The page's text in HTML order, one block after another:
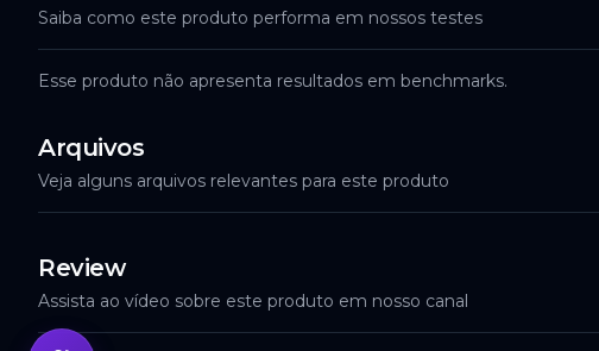
Saiba como este produto performa em nossos testes
Esse produto não apresenta resultados em benchmarks.
Arquivos
Veja alguns arquivos relevantes para este produto
Review
Assista ao vídeo sobre este produto em nosso canal